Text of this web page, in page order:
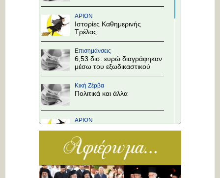
ΑΡΙΩΝ
Ιστορίες Καθημερινής
Τρέλας
Επισημάνσεις
6,53 δισ. ευρώ διαγράφηκαν
μέσω του εξωδικαστικού
Κική Ζέρβα
Πολιτικά και άλλα
ΑΡΙΩΝ
Τρέλας
Επισημάνσεις
στους κόμβους!